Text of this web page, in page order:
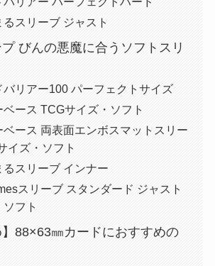
スリーブ ジャスト
びんの悪魔に合うソフトスリ
リアー100 パーフェクトサイズ
ース TCGサイズ・ソフト
ース 両表面エンボスマットスリー
イズ・ソフト
スリーブ インナー
スリーブ スタンダード ジャスト
フト
】88×63㎜カードにおすすめの